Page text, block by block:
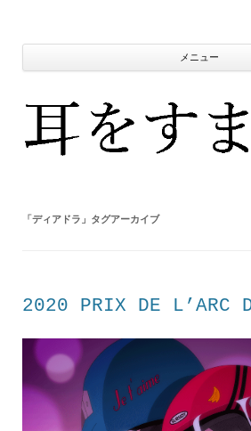
ン
へ
ッ
メニュー
「 ディアドラ 」タグアーカイブ
2020 PRIX DE L’ARC